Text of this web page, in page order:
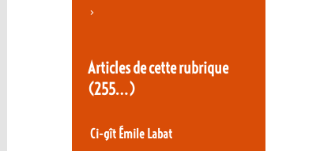
>
Articles de cette rubrique
(255…)
Ci-gît Émile Labat